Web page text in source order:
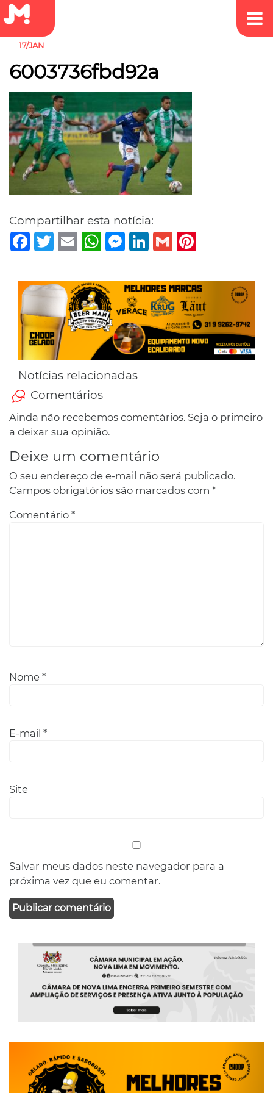
17/JAN
6003736fbd92a
Compartilhar esta notícia:
Facebook
TwitterEmail WhatsAppMessenger
LinkedIn
Gmail
Notícias relacionadas
Comentários
Ainda não recebemos comentários. Seja o primeiro
a deixar sua opinião.
Deixe um comentário
O seu endereço de e-mail não será publicado.
Campos obrigatórios são marcados com *
Comentário *
Nome *
E-mail *
Site
Salvar meus dados neste navegador para a
próxima vez que eu comentar.